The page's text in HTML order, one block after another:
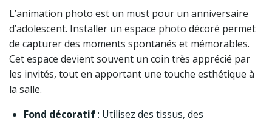
L’animation photo est un must pour un anniversaire
d’adolescent. Installer un espace photo décoré permet
de capturer des moments spontanés et mémorables.
Cet espace devient souvent un coin très apprécié par
les invités, tout en apportant une touche esthétique à
la salle.
Fond décoratif: Utilisez des tissus, des